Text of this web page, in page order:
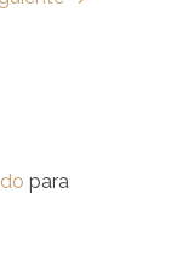
para